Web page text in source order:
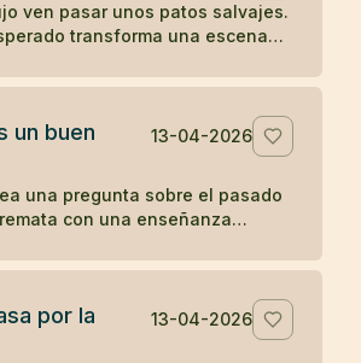
ven pasar unos patos salvajes.
transforma una escena
un buen
13-04-2026
una pregunta sobre el pasado
con una enseñanza
por la
13-04-2026